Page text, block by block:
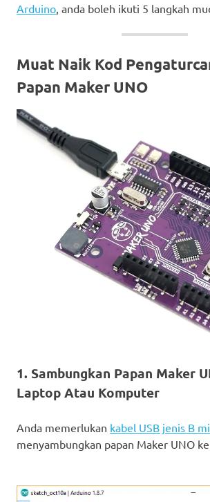
Arduino , anda boleh ikuti 5 langkah
Muat Naik Kod
Papan Maker UNO
1. Sambungkan Papan Maker
Laptop Atau Komputer
Anda memerlukan kabel USB jenis B
menyambungkan papan Maker UNO